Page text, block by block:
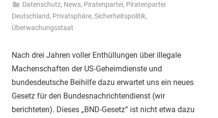
Datenschutz, News, Piratenpartei, Piratenpartei
Deutschland, Privatsphäre, Sicherheitspolitik,
Überwachungsstaat
Nach drei Jahren voller Enthüllungen über illegale
Machenschaften der US-Geheimdienste und
bundesdeutsche Beihilfe dazu erwartet uns ein neues
Gesetz für den Bundesnachrichtendienst (wir
berichteten). Dieses „BND-Gesetz“ ist nicht etwa dazu